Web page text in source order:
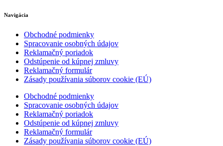
Navigácia
Obchodné podmienky
Spracovanie osobných údajov
Reklamačný poriadok
Odstúpenie od kúpnej zmluvy
Reklamačný formulár
Zásady používania súborov cookie (EÚ)
Obchodné podmienky
Spracovanie osobných údajov
Reklamačný poriadok
Odstúpenie od kúpnej zmluvy
Reklamačný formulár
Zásady používania súborov cookie (EÚ)